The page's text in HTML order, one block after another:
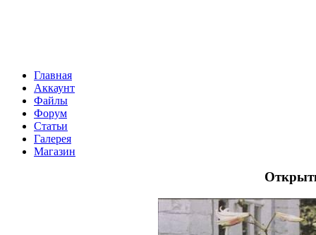
Главная
Аккаунт
Файлы
Форум
Статьи
Галерея
Магазин